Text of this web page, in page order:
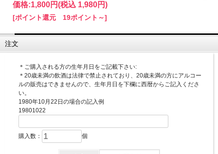
価格:1,800円(税込 1,980円)
[ポイント還元 19ポイント～]
注文
＊ご購入される方の生年月日をご記載下さい:
＊20歳未満の飲酒は法律で禁止されており、20歳未満の方にアルコー
ルの販売はできませんので、生年月日を下欄に西暦からご記入くださ
い。
1980年10月22日の場合の記入例
19801022
購入数： 個